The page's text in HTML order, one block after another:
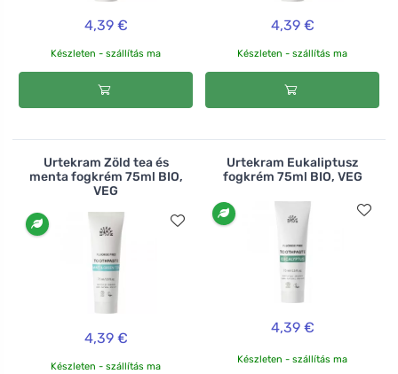
4,39 €
Készleten - szállítás ma
4,39 €
Készleten - szállítás ma
Urtekram Zöld tea és
menta fogkrém 75ml BIO,
VEG
4,39 €
Készleten - szállítás ma
Urtekram Eukaliptusz
fogkrém 75ml BIO, VEG
4,39 €
Készleten - szállítás ma